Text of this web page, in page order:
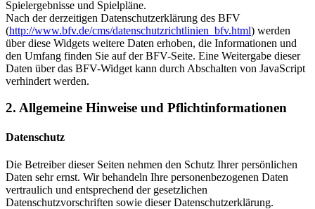
Spielergebnisse und Spielpläne.
Nach der derzeitigen Datenschutzerklärung des BFV
(http://www.bfv.de/cms/datenschutzrichtlinien_bfv.html) werden
über diese Widgets weitere Daten erhoben, die Informationen und
den Umfang finden Sie auf der BFV-Seite. Eine Weitergabe dieser
Daten über das BFV-Widget kann durch Abschalten von JavaScript
verhindert werden.
2. Allgemeine Hinweise und Pflichtinformationen
Datenschutz
Die Betreiber dieser Seiten nehmen den Schutz Ihrer persönlichen
Daten sehr ernst. Wir behandeln Ihre personenbezogenen Daten
vertraulich und entsprechend der gesetzlichen
Datenschutzvorschriften sowie dieser Datenschutzerklärung.